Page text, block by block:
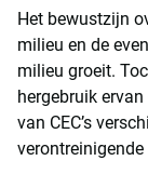
Het bewustzijn
milieu en de
milieu groeit.
hergebruik
van CEC’s